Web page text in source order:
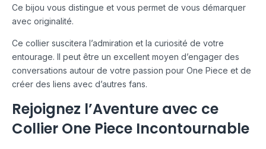
Ce bijou vous distingue et vous permet de vous démarquer
avec originalité.
Ce collier suscitera l’admiration et la curiosité de votre
entourage. Il peut être un excellent moyen d’engager des
conversations autour de votre passion pour One Piece et de
créer des liens avec d’autres fans.
Rejoignez l’Aventure avec ce
Collier One Piece Incontournable